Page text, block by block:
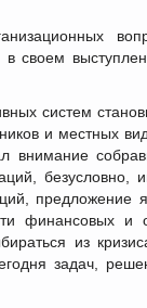
в своем
систем
и местных
внимание
безусловно,
предложение
финансовых и
из
задач,